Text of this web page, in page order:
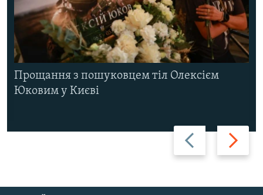
Назад Вперед
Прощання з пошуковцем тіл Олексієм
Юковим у Києві